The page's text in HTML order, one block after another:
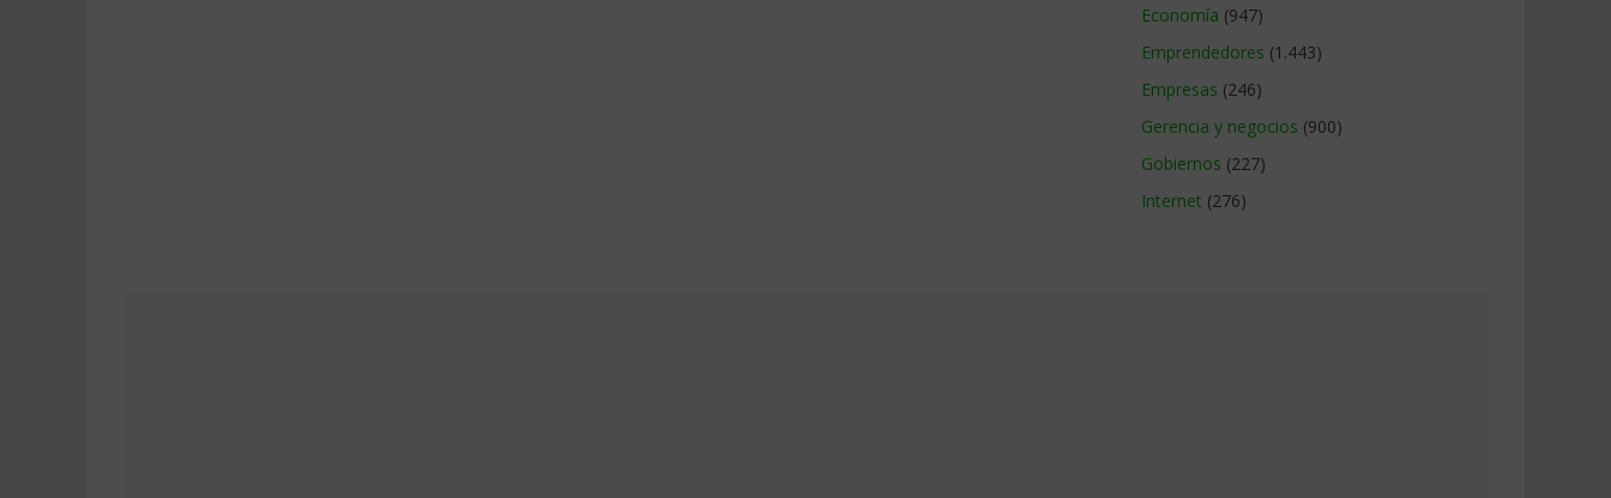
Economía (947)
Emprendedores (1.443)
Empresas (246)
Gerencia y negocios (900)
Gobiernos (227)
Internet (276)